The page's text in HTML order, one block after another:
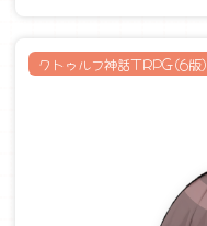
クトゥルフ神話TRPG(6版)